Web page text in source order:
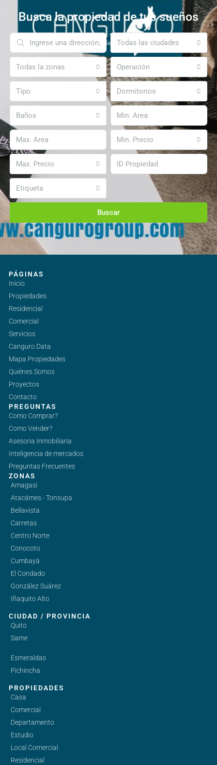
Busca la propiedad de tus sueños
Todas las ciudades
Todas la zonas Operación
Tipo Dormitorios
Baños
Min. Precio
Max. Precio
Etiqueta
Buscar
PÁGINAS
Inicio
Propiedades
Residencial
Comercial
Servicios
Canguro Data
Mapa Propiedades
Quiénes Somos
Proyectos
Contacto
PREGUNTAS
Como Comprar?
Como Vender?
Asesoria Inmobiliaria
Inteligencia de mercados
Preguntas Frecuentes
ZONAS
Amagasí
Atacámes - Tonsupa
Bellavista
Carretas
Centro Norte
Conocoto
Cumbayá
El Condado
González Suárez
Iñaquito Alto
CIUDAD / PROVINCIA
Quito
Same
Esmeraldas
Pichincha
PROPIEDADES
Casa
Comercial
Departamento
Estudio
Local Comercial
Residencial